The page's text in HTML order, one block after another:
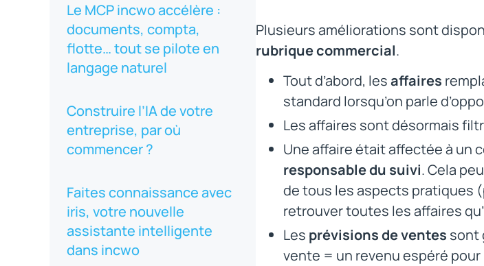
Le MCP incwo accélère :
documents, compta,
flotte… tout se pilote en
langage naturel
Construire l’IA de votre
entreprise, par où
commencer ?
Faites connaissance avec
iris, votre nouvelle
assistante intelligente
dans incwo
Plusieurs améliorations sont
rubrique commercial.
Tout d’abord, lesaffaires
standard lorsqu’on parle
Les affaires sont désormais
Une affaire était affectée à un
responsable du suivi. Cela
de tous les aspects pratiques
retrouver toutes les affaires
Les prévisions de ventes sont
vente = un revenu espéré